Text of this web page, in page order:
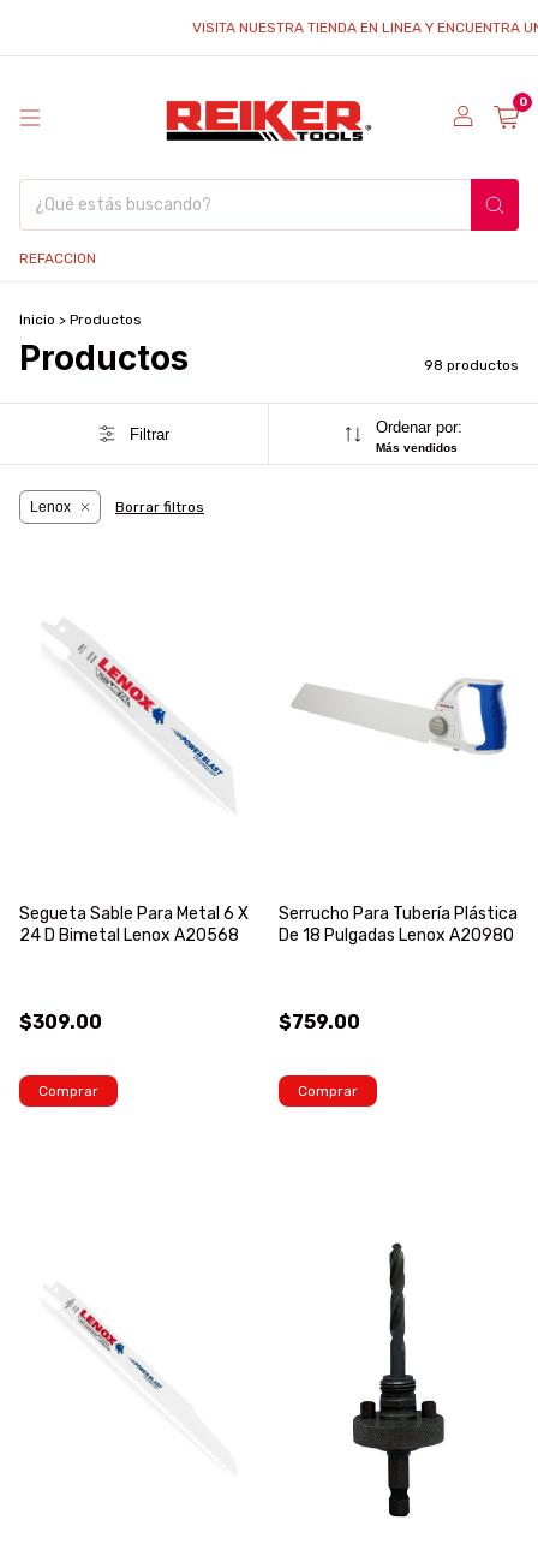
VISITA NUESTRA TIENDA EN LINEA Y ENCUENTRA UNA
0
REFACCION
Inicio > Productos
Productos 98 productos
Filtrar Ordenar por:
Más vendidos
Lenox Borrar filtros
Segueta Sable Para Metal 6 X
24 D Bimetal Lenox A20568
$309.00
Comprar
Serrucho Para Tubería Plástica
De 18 Pulgadas Lenox A20980
$759.00
Comprar